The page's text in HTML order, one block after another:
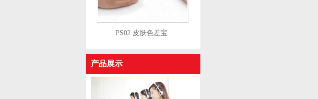
PS02 皮肤色差宝
产品展示